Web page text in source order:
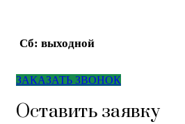
Сб: выходной
ЗАКАЗАТЬ ЗВОНОК
Оставить заявку